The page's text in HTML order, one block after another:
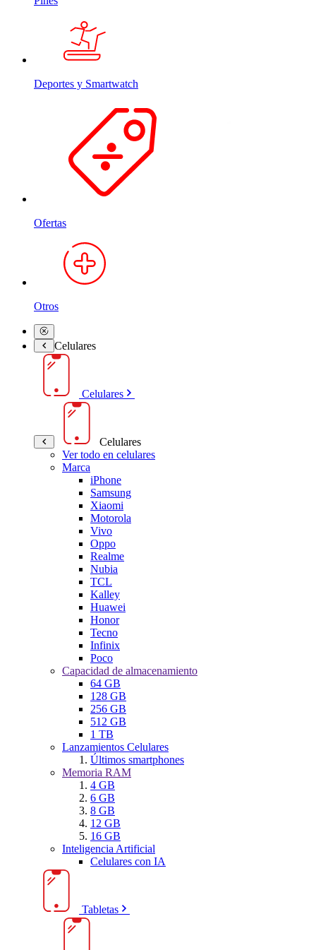
Deportes y Smartwatch
Ofertas
Otros
Celulares
Celulares
Celulares
Ver todo en celulares
Marca
iPhone
Samsung
Xiaomi
Motorola
Vivo
Oppo
Realme
Nubia
TCL
Kalley
Huawei
Honor
Tecno
Infinix
Poco
Capacidad de almacenamiento
64 GB
128 GB
256 GB
512 GB
1 TB
Lanzamientos Celulares
Últimos smartphones
Memoria RAM
4 GB
6 GB
8 GB
12 GB
16 GB
Inteligencia Artificial
Celulares con IA
Tabletas